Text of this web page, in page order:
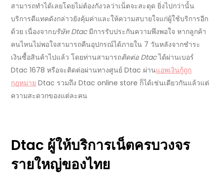
สามารถทำได้เลยโดยไม่ต้องกังวลว่าเน็ตจะสะดุด ยิ่งไปกว่านั้น
บริการดีแทคดังกล่าวยังคุ้มค่าและให้ความสบายใจแก่ผู้ใช้บริการอีก
ด้วย เนื่องจากบริษัท Dtacมีการรับประกันความพึงพอใจ หากลูกค้า
คนไหนไม่พอใจสามารถคืนอุปกรณ์ได้ภายใน 7 วันหลังจากชำระ
เงินซื้อสินค้าไปแล้ว โดยท่านสามารถติดต่อ Dtacได้ผ่านเบอร์
Dtac 1678 หรือจะติดต่อผ่านทางศูนย์Dtac ผ่านแอพเงินกู้ถูก
กฎหมาย Dtac รวมถึง Dtac online store ก็ได้เช่นเดียวกันแล้วแต่
ความสะดวกของแต่ละคน
Dtac ผู้ให้บริการเน็ตครบวงจร
รายใหญ่ของไทย